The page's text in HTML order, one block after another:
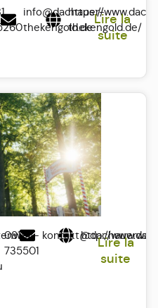
info@dachauer-
thekengold.de
https://
thekengold.de/
Lire la
suite
08131 -
735501
http://Lire la
suite